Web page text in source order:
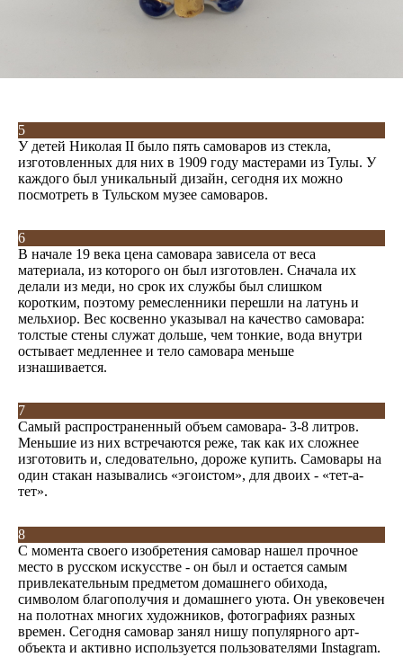
5
У детей Николая II было пять самоваров из стекла,
изготовленных для них в 1909 году мастерами из Тулы. У
каждого был уникальный дизайн, сегодня их можно
посмотреть в Тульском музее самоваров.
6
В начале 19 века цена самовара зависела от веса
материала, из которого он был изготовлен. Сначала их
делали из меди, но срок их службы был слишком
коротким, поэтому ремесленники перешли на латунь и
мельхиор. Вес косвенно указывал на качество самовара:
толстые стены служат дольше, чем тонкие, вода внутри
остывает медленнее и тело самовара меньше
изнашивается.
7
Самый распространенный объем самовара- 3-8 литров.
Меньшие из них встречаются реже, так как их сложнее
изготовить и, следовательно, дороже купить. Самовары на
один стакан назывались «эгоистом», для двоих - «тет-а-
тет».
8
С момента своего изобретения самовар нашел прочное
место в русском искусстве - он был и остается самым
привлекательным предметом домашнего обихода,
символом благополучия и домашнего уюта. Он увековечен
на полотнах многих художников, фотографиях разных
времен. Сегодня самовар занял нишу популярного арт-
объекта и активно используется пользователями Instagram.